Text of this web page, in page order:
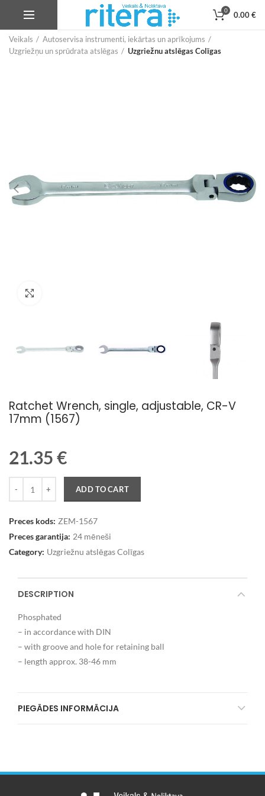
0 0.00€
Veikals
Autoservisa instrumenti, iekārtas un aprīkojums
Uzgriežņu un sprūdrata atslēgas
Uzgriežnu atslēgas Colīgas
Ratchet Wrench, single, adjustable, CR-V
17mm (1567)
21.35€
ADD TO CART
Preces kods: ZEM-1567
Preces garantija: 24 mēneši
Category: Uzgriežnu atslēgas Colīgas
DESCRIPTION
Phosphated
– in accordance with DIN
– with groove and hole for retaining ball
– length approx. 38-46 mm
PIEGĀDES INFORMĀCIJA